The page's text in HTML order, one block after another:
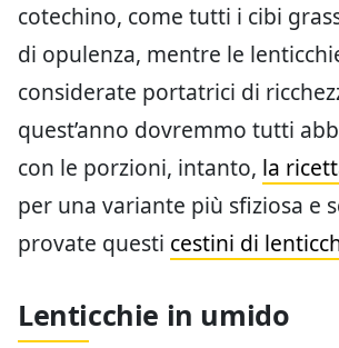
cotechino, come tutti i cibi
di opulenza, mentre le
considerate portatrici di
quest’anno dovremmo tutti
con le porzioni, intanto, la
per una variante più sfiziosa e
provate questi cestini di
Lenticchie in umido